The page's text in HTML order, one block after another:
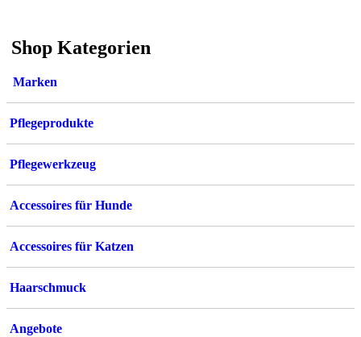
Shop Kategorien
Marken
Pflegeprodukte
Pflegewerkzeug
Accessoires für Hunde
Accessoires für Katzen
Haarschmuck
Angebote